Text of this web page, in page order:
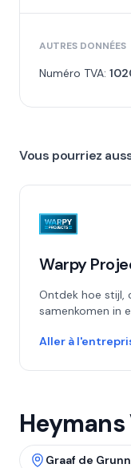
AUTRES DONNÉES
Numéro TVA:
Vous pourriez
Warpy
Ontdek hoe stijl,
samenkomen in
Aller à
Graaf de